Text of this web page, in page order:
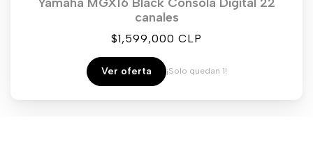
canales
Precio
venta
$1,599,000 CLP
Ver oferta ¡Solo quedan 1!